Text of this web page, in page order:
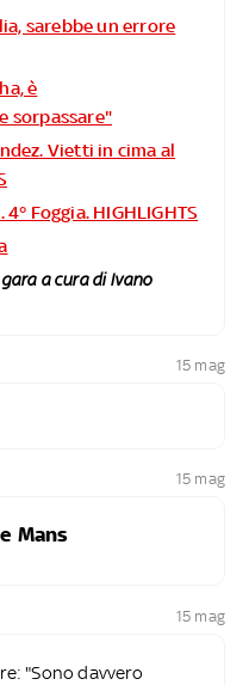
sarebbe un errore
è
sorpassare"
Vietti in cima al
Foggia. HIGHLIGHTS
a cura di Ivano
15 mag
15 mag
Mans
15 mag
"Sono davvero